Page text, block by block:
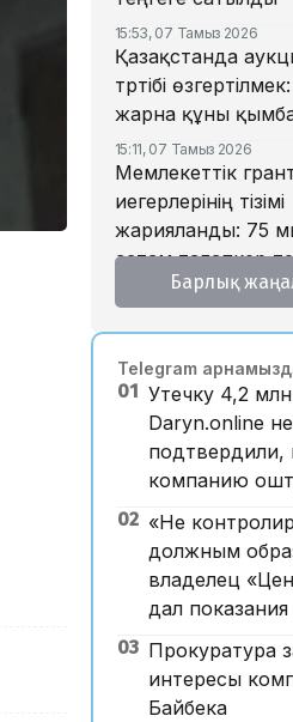
15:53, 07 Тамыз 2026
Қазақстанда
тәртібі
жарна құны
15:11, 07 Тамыз 2026
Мемлекеттік
иегерлерінің тізімі
жарияланды: 75
астам талапкер
алады
қарқынының
қолдап отыр –
13:30, 07 Тамыз 2026
Фельдшер Ұлдана
Мырзуанның
қатысты іс сотқа
12:59, 07 Тамыз 2026
Абай облысы
орманды өрттен
млрд теңгеден
бөлінді
12:00, 07 Тамыз 2026
Барлық
Telegram
01 Утечку 4,2
Daryn.online не
подтвердили,
компанию
02 «Не
должным
владелец
дал
03 Прокуратура
интересы
Байбека